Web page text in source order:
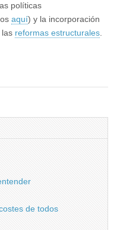
políticas
aquí) y la incorporación
las reformas estructurales
de todos